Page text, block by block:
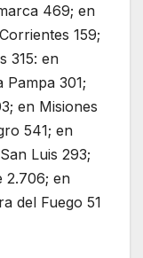
469; en
159;
315: en
Pampa 301;
en Misiones
541; en
Luis 293;
2.706; en
del Fuego 51